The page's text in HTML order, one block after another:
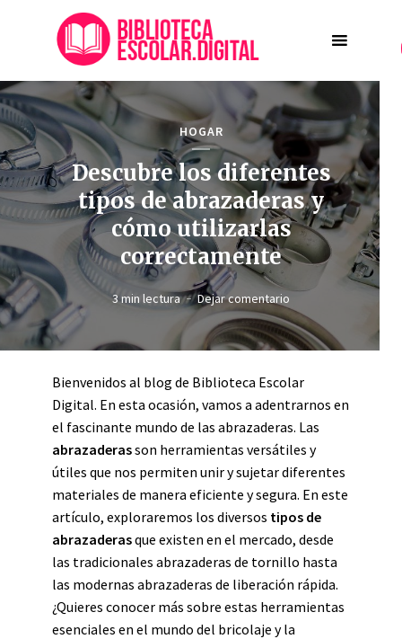
HOGAR
Descubre los diferentes
tipos de abrazaderas y
cómo utilizarlas
correctamente
3 min lectura Dejar comentario
Bienvenidos al blog de Biblioteca Escolar
Digital. En esta ocasión, vamos a adentrarnos en
el fascinante mundo de las abrazaderas. Las
abrazaderasson herramientas versátiles y
útiles que nos permiten unir y sujetar diferentes
materiales de manera eficiente y segura. En este
artículo, exploraremos los diversos tipos de
abrazaderasque existen en el mercado, desde
las tradicionales abrazaderas de tornillo hasta
las modernas abrazaderas de liberación rápida.
¿Quieres conocer más sobre estas herramientas
esenciales en el mundo del bricolaje y la